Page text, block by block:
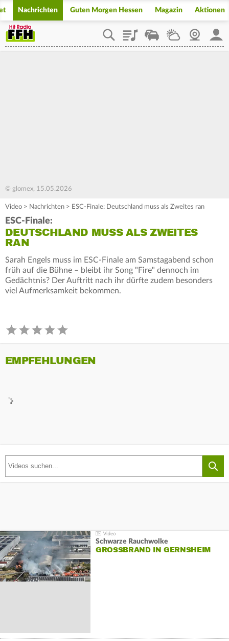
Nachrichten Guten Morgen Hessen Magazin Aktionen
PlaylistStaupilotWetterWebcam
© glomex, 15.05.2026
Video > Nachrichten > ESC-Finale: Deutschland muss als Zweites ran
ESC-Finale:
DEUTSCHLAND MUSS ALS ZWEITES
RAN
Sarah Engels muss im ESC-Finale am Samstagabend schon
früh auf die Bühne – bleibt ihr Song "Fire" dennoch im
Gedächtnis? Der Auftritt nach ihr dürfte zudem besonders
viel Aufmerksamkeit bekommen.
EMPFEHLUNGEN
Schwarze Rauchwolke
GROSSBRAND IN GERNSHEIM